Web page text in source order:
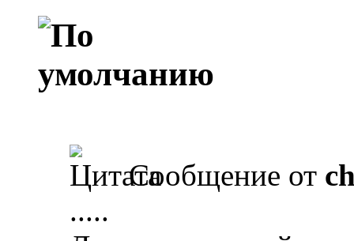
Сообщение от
.....